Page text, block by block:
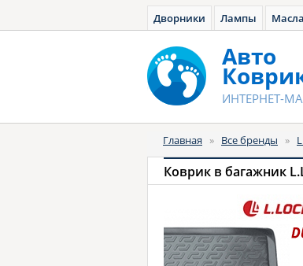
Дворники Лампы
Авто
ИНТЕРНЕТ-
Главная » Все бренды »
Коврик в багажник